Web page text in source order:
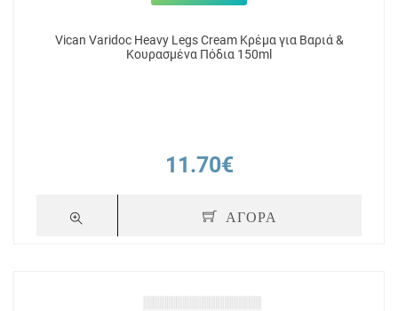
Vican Varidoc Heavy Legs Cream Κρέμα για Βαριά &
Κουρασμένα Πόδια 150ml
11.70€
ΑΓΟΡΑ